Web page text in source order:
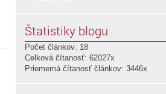
Štatistiky blogu
Počet článkov: 18
Celková čítanosť: 62027x
Priemerná čítanosť článkov: 3446x